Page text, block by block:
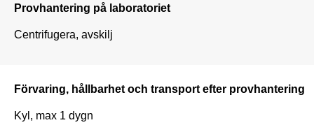
Provhantering på laboratoriet
Centrifugera, avskilj
Förvaring, hållbarhet och transport efter provhantering
Kyl, max 1 dygn